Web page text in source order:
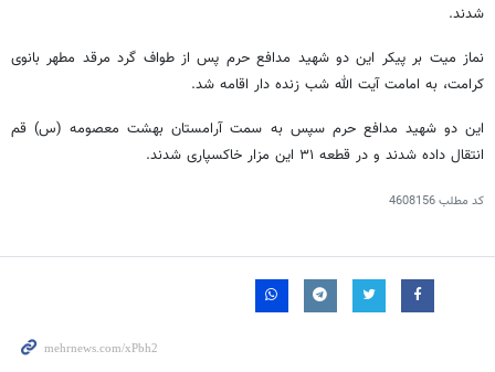
شدند.
نماز میت بر پیکر این دو شهید مدافع حرم پس از طواف گرد مرقد مطهر بانوی
کرامت، به امامت آیت الله شب زنده دار اقامه شد.
این دو شهید مدافع حرم سپس به سمتآرامستانبهشت معصومه (س)قم
انتقال داده شدند و در قطعه ۳۱ این مزار خاکسپاری شدند.
کد مطلب4608156